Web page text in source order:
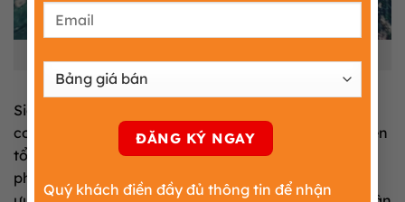
Quý khách điền đầy đủ thông tin để nhận
Siêu dự án bất động sản sản xuất cao cấp này được
cơ quan ban ngành cấp phép triển khai xây dựng trên
tổng diện tích quy hoạch rộng lớn 216,17 ha. Cơ cấu
phân lô quỹ đất sạch được tính toán khoa học nhằm